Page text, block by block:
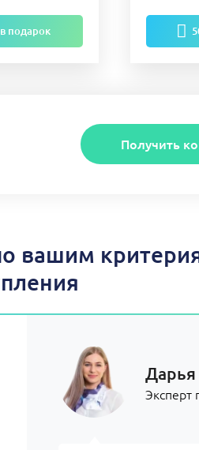
подарок
Получить
вашим
Эксперт